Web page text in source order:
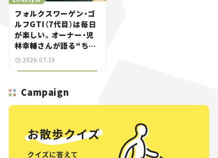
フォルクスワーゲン・ゴ
ルフGTI（7代目）は毎日
が楽しい。オーナー・児
林幸輔さんが語る“ちょ
うどいいスポーツカ
2026.07.10
Campaign